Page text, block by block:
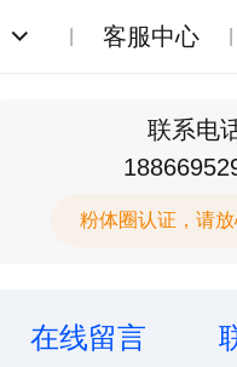
客服中心
联系电
粉体圈认证，请放
在线留言